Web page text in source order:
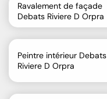
Ravalement de façade
Debats Riviere D Orpra
Peintre intérieur Debats
Riviere D Orpra